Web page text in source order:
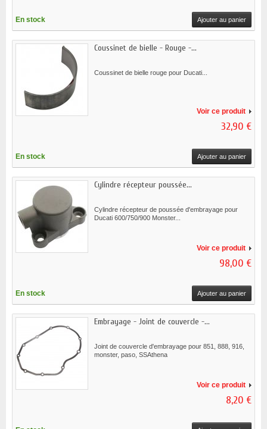
En stock Ajouter au panier
Coussinet de bielle - Rouge -...
Coussinet de bielle rouge pour Ducati...
Voir ce produit
32,90 €
En stock Ajouter au panier
Cylindre récepteur poussée...
Cylindre récepteur de poussée d'embrayage pour
Ducati 600/750/900 Monster...
Voir ce produit
98,00 €
En stock Ajouter au panier
Embrayage - Joint de couvercle -...
Joint de couvercle d'embrayage pour 851, 888, 916,
monster, paso, SSAthena
Voir ce produit
8,20 €